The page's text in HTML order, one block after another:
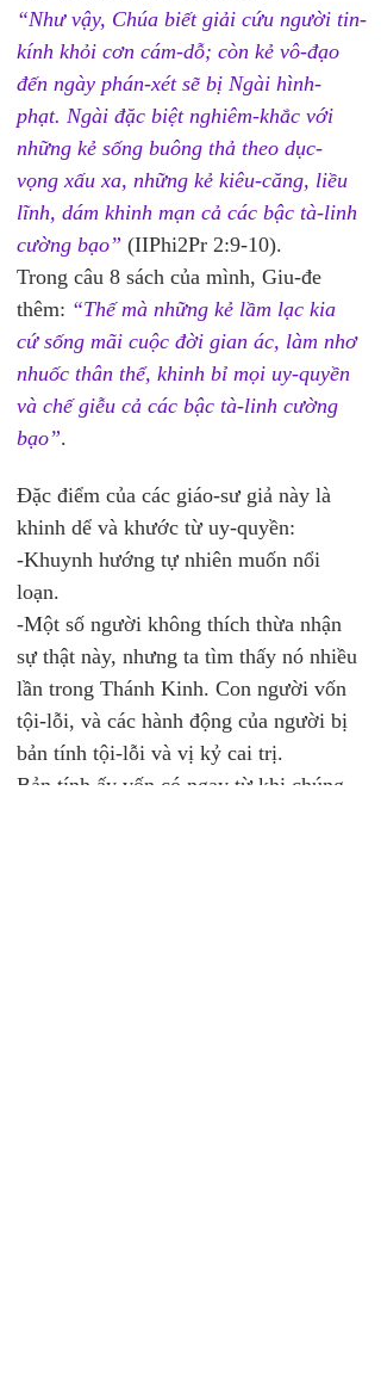
“Như vậy, Chúa biết giải cứu người tin-
kính khỏi cơn cám-dỗ; còn kẻ vô-đạo
đến ngày phán-xét sẽ bị Ngài hình-
phạt. Ngài đặc biệt nghiêm-khắc với
những kẻ sống buông thả theo dục-
vọng xấu xa, những kẻ kiêu-căng, liều
lĩnh, dám khinh mạn cả các bậc tà-linh
cường bạo” (IIPhi2Pr 2:9-10).
Trong câu 8 sách của mình, Giu-đe
thêm: “Thế mà những kẻ lầm lạc kia
cứ sống mãi cuộc đời gian ác, làm nhơ
nhuốc thân thể, khinh bỉ mọi uy-quyền
và chế giễu cả các bậc tà-linh cường
bạo”.
Đặc điểm của các giáo-sư giả này là
khinh dể và khước từ uy-quyền:
-Khuynh hướng tự nhiên muốn nổi
loạn.
-Một số người không thích thừa nhận
sự thật này, nhưng ta tìm thấy nó nhiều
lần trong Thánh Kinh. Con người vốn
tội-lỗi, và các hành động của người bị
bản tính tội-lỗi và vị kỷ cai trị.
Bản tính ấy vốn có ngay từ khi chúng